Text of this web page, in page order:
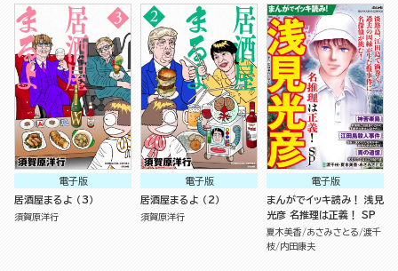
電子版
居酒屋まるよ （3）
須賀原洋行
電子版
居酒屋まるよ （2）
須賀原洋行
電子版
まんがでイッキ読み！ 浅見
光彦 名推理は正義！ SP
夏木美香 あさみさとる 渡千
枝 内田康夫